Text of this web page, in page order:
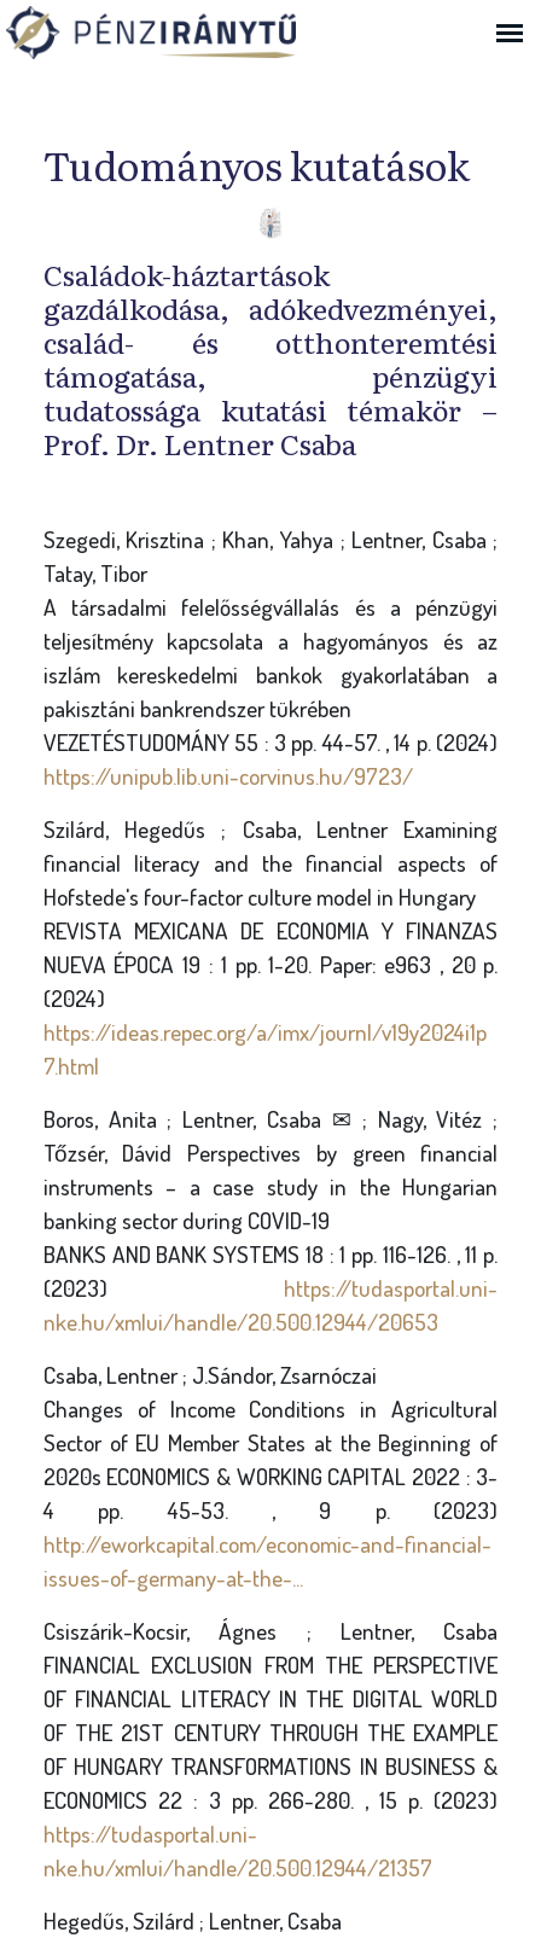
Ugrás a navigációhoz
Tudományos kutatások
Családok-háztartások
gazdálkodása, adókedvezményei,
család- és otthonteremtési
támogatása, pénzügyi
tudatossága kutatási témakör –
Prof. Dr. Lentner Csaba
Szegedi, Krisztina ; Khan, Yahya ; Lentner, Csaba ;
Tatay, Tibor
A társadalmi felelősségvállalás és a pénzügyi
teljesítmény kapcsolata a hagyományos és az
iszlám kereskedelmi bankok gyakorlatában a
pakisztáni bankrendszer tükrében
VEZETÉSTUDOMÁNY 55 : 3 pp. 44-57. , 14 p. (2024)
https://unipub.lib.uni-corvinus.hu/9723/
Szilárd, Hegedűs ; Csaba, Lentner Examining
financial literacy and the financial aspects of
Hofstede's four-factor culture model in Hungary
REVISTA MEXICANA DE ECONOMIA Y FINANZAS
NUEVA ÉPOCA 19 : 1 pp. 1-20. Paper: e963 , 20 p.
(2024)
https://ideas.repec.org/a/imx/journl/v19y2024i1p
7.html
Boros, Anita ; Lentner, Csaba ✉ ; Nagy, Vitéz ;
Tőzsér, Dávid Perspectives by green financial
instruments – a case study in the Hungarian
banking sector during COVID-19
BANKS AND BANK SYSTEMS 18 : 1 pp. 116-126. , 11 p.
(2023) https://tudasportal.uni-
nke.hu/xmlui/handle/20.500.12944/20653
Csaba, Lentner ; J.Sándor, Zsarnóczai
Changes of Income Conditions in Agricultural
Sector of EU Member States at the Beginning of
2020s ECONOMICS & WORKING CAPITAL 2022 : 3-
4 pp. 45-53. , 9 p. (2023)
http://eworkcapital.com/economic-and-financial-
issues-of-germany-at-the-...
Csiszárik-Kocsir, Ágnes ; Lentner, Csaba
FINANCIAL EXCLUSION FROM THE PERSPECTIVE
OF FINANCIAL LITERACY IN THE DIGITAL WORLD
OF THE 21ST CENTURY THROUGH THE EXAMPLE
OF HUNGARY TRANSFORMATIONS IN BUSINESS &
ECONOMICS 22 : 3 pp. 266-280. , 15 p. (2023)
https://tudasportal.uni-
nke.hu/xmlui/handle/20.500.12944/21357
Hegedűs, Szilárd ; Lentner, Csaba